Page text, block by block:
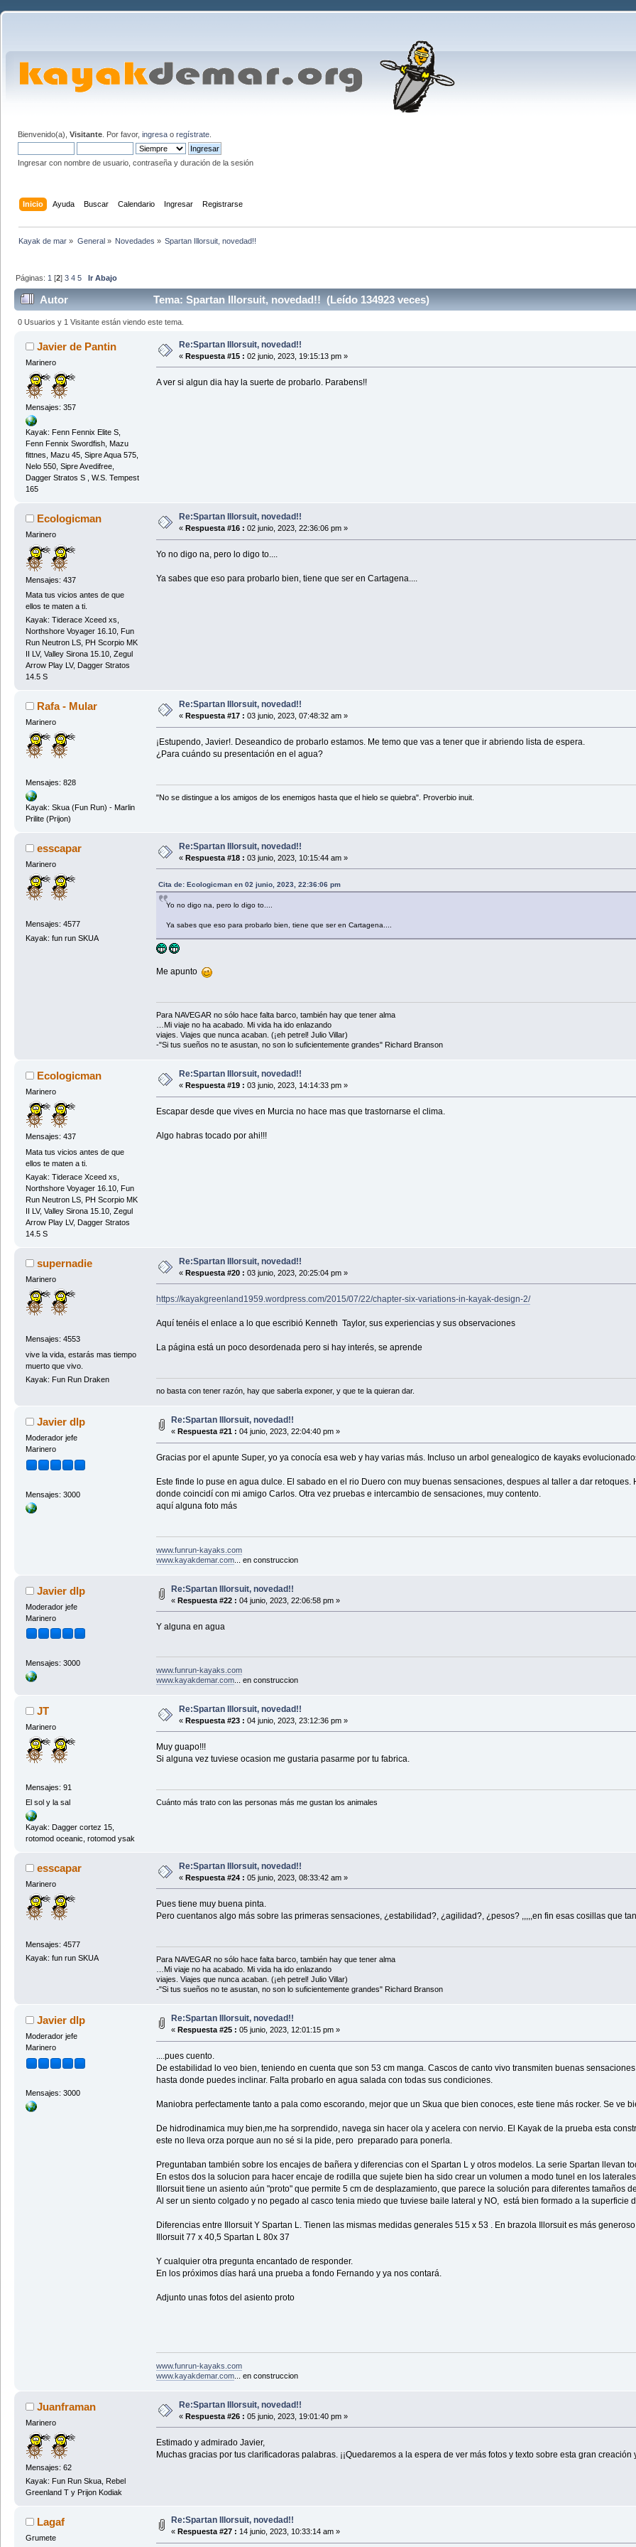
Bienvenido(a), Visitante . Por favor, ingresa o regístrate
Ingresar con nombre de usuario, contraseña y duración de la sesión
Inicio Ayuda Buscar Calendario Ingresar Registrarse
Kayak de mar » General» Novedades » Spartan Illorsuit, novedad!!
Páginas: 1 [2]3 4 5 Ir Abajo
Autor Tema: Spartan Illorsuit, novedad!! (Leído 134923 veces)
0 Usuarios y 1 Visitante están viendo este tema.
Javier de Pantin
Marinero
Mensajes: 357
Kayak: Fenn Fennix Elite S,
Fenn Fennix Swordfish, Mazu
fittnes, Mazu 45, Sipre Aqua 575,
Nelo 550, Sipre Avedifree,
Dagger Stratos S , W.S. Tempest
165
Re:Spartan Illorsuit, novedad!!
« Respuesta #15 : 02 junio, 2023, 19:15:13 pm »
A ver si algun dia hay la suerte de probarlo. Parabens!!
Ecologicman
Marinero
Mensajes: 437
Mata tus vicios antes de que
ellos te maten a ti.
Kayak: Tiderace Xceed xs,
Northshore Voyager 16.10, Fun
Run Neutron LS, PH Scorpio MK
II LV, Valley Sirona 15.10, Zegul
Arrow Play LV, Dagger Stratos
14.5 S
Re:Spartan Illorsuit, novedad!!
« Respuesta #16 : 02 junio, 2023, 22:36:06 pm »
Yo no digo na, pero lo digo to....
Ya sabes que eso para probarlo bien, tiene que ser en Cartagena....
Rafa - Mular
Marinero
Mensajes: 828
Kayak: Skua (Fun Run) - Marlin
Prilite (Prijon)
Re:Spartan Illorsuit, novedad!!
« Respuesta #17 : 03 junio, 2023, 07:48:32 am »
¡Estupendo, Javier!. Deseandico de probarlo estamos. Me temo que vas a tener que ir abriendo lista de espera.
¿Para cuándo su presentación en el agua?
"No se distingue a los amigos de los enemigos hasta que el hielo se quiebra". Proverbio inuit.
esscapar
Marinero
Mensajes: 4577
Kayak: fun run SKUA
Re:Spartan Illorsuit, novedad!!
« Respuesta #18 : 03 junio, 2023, 10:15:44 am »
Cita de: Ecologicman en 02 junio, 2023, 22:36:06 pm
Yo no digo na, pero lo digo to....
Ya sabes que eso para probarlo bien, tiene que ser en Cartagena....
Me apunto
Para NAVEGAR no sólo hace falta barco, también hay que tener alma
…Mi viaje no ha acabado. Mi vida ha ido enlazando
viajes. Viajes que nunca acaban. (¡eh petrel! Julio Villar)
-"Si tus sueños no te asustan, no son lo suficientemente grandes" Richard Branson
Ecologicman
Marinero
Mensajes: 437
Mata tus vicios antes de que
ellos te maten a ti.
Kayak: Tiderace Xceed xs,
Northshore Voyager 16.10, Fun
Run Neutron LS, PH Scorpio MK
II LV, Valley Sirona 15.10, Zegul
Arrow Play LV, Dagger Stratos
14.5 S
Re:Spartan Illorsuit, novedad!!
« Respuesta #19 : 03 junio, 2023, 14:14:33 pm »
Escapar desde que vives en Murcia no hace mas que trastornarse el clima.
Algo habras tocado por ahi!!!
supernadie
Marinero
Mensajes: 4553
vive la vida, estarás mas tiempo
muerto que vivo.
Kayak: Fun Run Draken
Re:Spartan Illorsuit, novedad!!
« Respuesta #20 : 03 junio, 2023, 20:25:04 pm »
https://kayakgreenland1959.wordpress.com/2015/07/22/chapter-six-variations-in-kayak-design-2/
Aquí tenéis el enlace a lo que escribió Kenneth Taylor, sus experiencias y sus observaciones
La página está un poco desordenada pero si hay interés, se aprende
no basta con tener razón, hay que saberla exponer, y que te la quieran dar.
Javier dlp
Moderador jefe
Marinero
Mensajes: 3000
Re:Spartan Illorsuit, novedad!!
« Respuesta #21 : 04 junio, 2023, 22:04:40 pm »
Gracias por el apunte Super, yo ya conocía esa web y hay varias más. Incluso un arbol genealogico de kayaks
Este finde lo puse en agua dulce. El sabado en el rio Duero con muy buenas sensaciones, despues al taller a dar
donde coincidí con mi amigo Carlos. Otra vez pruebas e intercambio de sensaciones, muy contento.
aquí alguna foto más
www.funrun-kayaks.com
www.kayakdemar.com... en construccion
Javier dlp
Moderador jefe
Marinero
Mensajes: 3000
Re:Spartan Illorsuit, novedad!!
« Respuesta #22 : 04 junio, 2023, 22:06:58 pm »
Y alguna en agua
www.funrun-kayaks.com
www.kayakdemar.com... en construccion
JT
Marinero
Mensajes: 91
El sol y la sal
Kayak: Dagger cortez 15,
rotomod oceanic, rotomod ysak
Re:Spartan Illorsuit, novedad!!
« Respuesta #23 : 04 junio, 2023, 23:12:36 pm »
Muy guapo!!!
Si alguna vez tuviese ocasion me gustaria pasarme por tu fabrica.
Cuánto más trato con las personas más me gustan los animales
esscapar
Marinero
Mensajes: 4577
Kayak: fun run SKUA
Re:Spartan Illorsuit, novedad!!
« Respuesta #24 : 05 junio, 2023, 08:33:42 am »
Pues tiene muy buena pinta.
Pero cuentanos algo más sobre las primeras sensaciones, ¿estabilidad?, ¿agilidad?, ¿pesos? ,,,,,en fin esas cosillas que
Para NAVEGAR no sólo hace falta barco, también hay que tener alma
…Mi viaje no ha acabado. Mi vida ha ido enlazando
viajes. Viajes que nunca acaban. (¡eh petrel! Julio Villar)
-"Si tus sueños no te asustan, no son lo suficientemente grandes" Richard Branson
Javier dlp
Moderador jefe
Marinero
Mensajes: 3000
Re:Spartan Illorsuit, novedad!!
« Respuesta #25 : 05 junio, 2023, 12:01:15 pm »
....pues cuento.
De estabilidad lo veo bien, teniendo en cuenta que son 53 cm manga. Cascos de canto vivo transmiten buenas
hasta donde puedes inclinar. Falta probarlo en agua salada con todas sus condiciones.
Maniobra perfectamente tanto a pala como escorando, mejor que un Skua que bien conoces, este tiene más rocker. Se ve
De hidrodinamica muy bien,me ha sorprendido, navega sin hacer ola y acelera con nervio. El Kayak de la prueba esta
este no lleva orza porque aun no sé si la pide, pero preparado para ponerla.
Preguntaban también sobre los encajes de bañera y diferencias con el Spartan L y otros modelos. La serie Spartan llevan
En estos dos la solucion para hacer encaje de rodilla que sujete bien ha sido crear un volumen a modo tunel en los
Illorsuit tiene un asiento aún "proto" que permite 5 cm de desplazamiento, que parece la solución para diferentes tamaños
Al ser un siento colgado y no pegado al casco tenia miedo que tuviese baile lateral y NO, está bien formado a la superficie
Diferencias entre Illorsuit Y Spartan L. Tienen las mismas medidas generales 515 x 53 . En brazola Illorsuit es más
Illorsuit 77 x 40,5 Spartan L 80x 37
Y cualquier otra pregunta encantado de responder.
En los próximos días hará una prueba a fondo Fernando y ya nos contará.
Adjunto unas fotos del asiento proto
www.funrun-kayaks.com
www.kayakdemar.com... en construccion
Juanframan
Marinero
Mensajes: 62
Kayak: Fun Run Skua, Rebel
Greenland T y Prijon Kodiak
Re:Spartan Illorsuit, novedad!!
« Respuesta #26 : 05 junio, 2023, 19:01:40 pm »
Estimado y admirado Javier,
Muchas gracias por tus clarificadoras palabras. ¡¡Quedaremos a la espera de ver más fotos y texto sobre esta gran creación
Lagaf
Grumete
Re:Spartan Illorsuit, novedad!!
« Respuesta #27 : 14 junio, 2023, 10:33:14 am »